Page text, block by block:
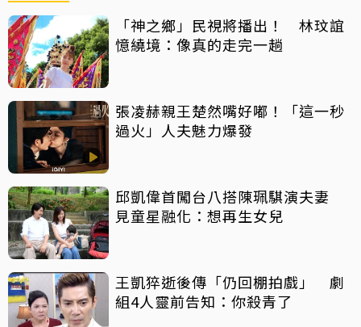
「神之鄉」民視將播出！ 林玟誼
憶繞境：像真的走完一趟
張凌赫親王楚然嘴好嘟！「這一秒
過火」人夫魅力爆發
邱凱偉首闖台八搭陳珮騏演夫妻
見童星融化：想再生女兒
王凱猝逝後傳「仍回棚拍戲」 劇
組4人靈前告知：你殺青了